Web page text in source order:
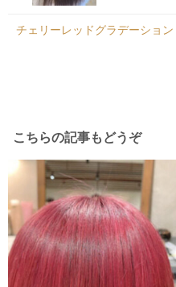
チェリーレッドグラデーショ
こちらの記事もどうぞ